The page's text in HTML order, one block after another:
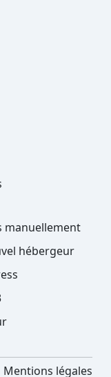
manuellement
hébergeur
Mentions légales